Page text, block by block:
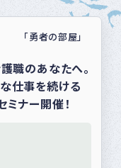
「勇者の部屋」
護職のあなたへ。
仕事を続ける
ミナー開催！